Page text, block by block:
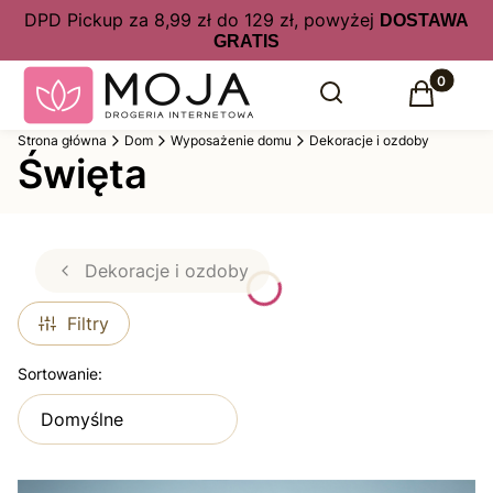
DPD Pickup za 8,99 zł do 129 zł, powyżej DOSTAWA
GRATIS
Otwórz wyszukiwarkę
Szukaj Produkty
Koszyk
Strona główna Dom Wyposażenie domu Dekoracje i ozdoby
Święta
Dekoracje i ozdoby
Filtry
Lista produktów
Sortowanie:
Domyślne